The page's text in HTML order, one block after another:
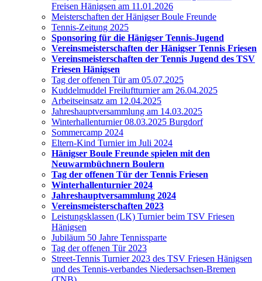
Freisen Hänigsen am 11.01.2026
Meisterschaften der Hänigser Boule Freunde
Tennis-Zeitung 2025
Sponsoring für die Hänigser Tennis-Jugend
Vereinsmeisterschaften der Hänigser Tennis Friesen
Vereinsmeisterschaften der Tennis Jugend des TSV
Friesen Hänigsen
Tag der offenen Tür am 05.07.2025
Kuddelmuddel Freiluftturnier am 26.04.2025
Arbeitseinsatz am 12.04.2025
Jahreshauptversammlung am 14.03.2025
Winterhallenturnier 08.03.2025 Burgdorf
Sommercamp 2024
Eltern-Kind Turnier im Juli 2024
Hänigser Boule Freunde spielen mit den
Neuwarmbüchnern Boulern
Tag der offenen Tür der Tennis Friesen
Winterhallenturnier 2024
Jahreshauptversammlung 2024
Vereinsmeisterschaften 2023
Leistungsklassen (LK) Turnier beim TSV Friesen
Hänigsen
Jubiläum 50 Jahre Tennissparte
Tag der offenen Tür 2023
Street-Tennis Turnier 2023 des TSV Friesen Hänigsen
und des Tennis-verbandes Niedersachsen-Bremen